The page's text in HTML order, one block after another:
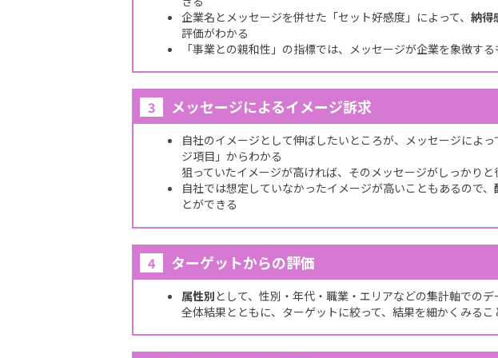
企業名とメッセージを併せた「セット好感度」によって、 納得
評価がわかる
「事業との親和性」の指標では、メッセージが企業を象徴す
3 メッセージによるイメージ訴求
自社のイメージとして伸ばしたいところが、メッセージによ
ジ項目」からわかる
狙っていたイメージが高ければ、そのメッセージがしっかり
自社では想定していなかったイメージが高いこともあるので、
とができる
4 ターゲットからの評価
属性別 として、性別・年代・職業・エリアなどの集計軸での
全体結果とともに、ターゲットに絞って、結果を細かくみるこ